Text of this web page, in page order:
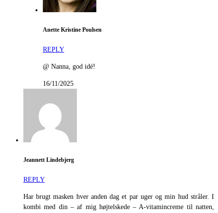
Anette Kristine Poulsen
REPLY
@ Nanna, god idé!
16/11/2025
Jeannett Lindebjerg
REPLY
Har brugt masken hver anden dag et par uger og min hud stråler. I
kombi med din – af mig højtelskede – A-vitamincreme til natten,